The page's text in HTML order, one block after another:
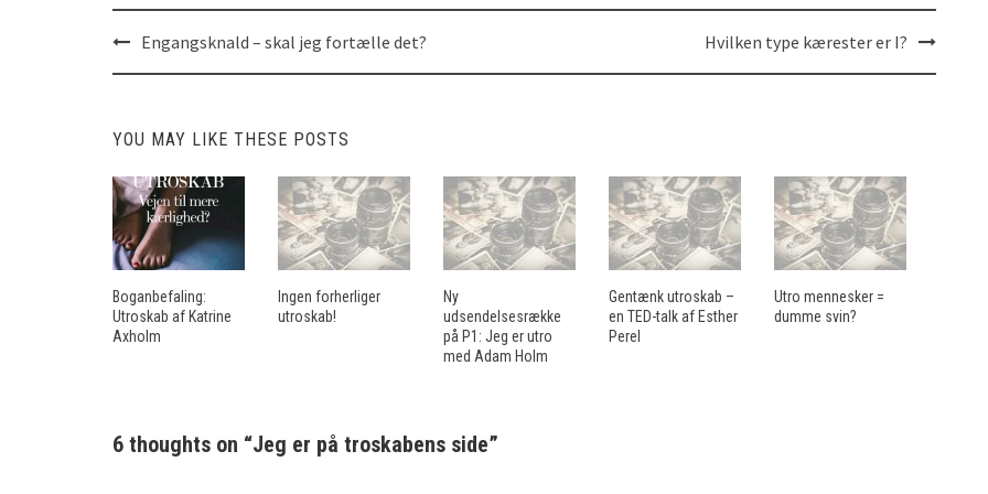
Engangsknald – skal jeg fortælle det? Hvilken type kærester er I?
YOU MAY LIKE THESE POSTS
Boganbefaling:
Utroskab af Katrine
Axholm
Ingen forherliger
utroskab!
Ny
udsendelsesrække
på P1: Jeg er utro
med Adam Holm
Gentænk utroskab –
en TED-talk af Esther
Perel
Utro mennesker =
dumme svin?
6 thoughts on “Jeg er på troskabens side”